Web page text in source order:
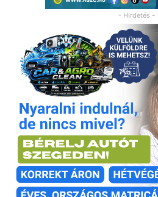
- Hirdetés -